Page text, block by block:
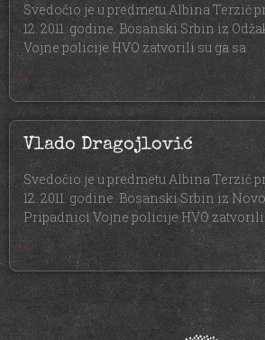
Svedočio je u predmetu Albina Terzić
12. 2011. godine. Bosanski Srbin iz
Vojne policije HVO zatvorili su ga sa
»
Vlado Dragojlović
Svedočio je u predmetu Albina Terzić
12. 2011. godine. Bosanski Srbin iz
Pripadnici Vojne policije HVO zatvorili
»